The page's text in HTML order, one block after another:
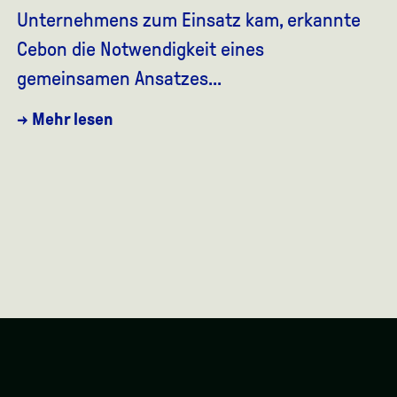
Unternehmens zum Einsatz kam, erkannte
Cebon die Notwendigkeit eines
gemeinsamen Ansatzes...
→ Mehr lesen